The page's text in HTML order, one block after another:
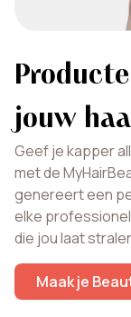
jouw
Geef je kapper
met de
genereert een
elke
die jou laat
Maak je